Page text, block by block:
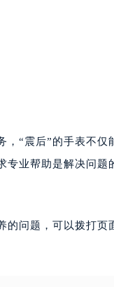
，“震后”的手表不仅
专业帮助是解决问题
的问题，可以拨打页